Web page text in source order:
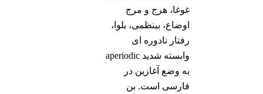
غوغا، هرج و مرج
اوضاع، بینظمی، بلوا،
رفتار نادوره ای
aperiodic وابسته شدید
به وضع آغازین در
فارسی است. بن